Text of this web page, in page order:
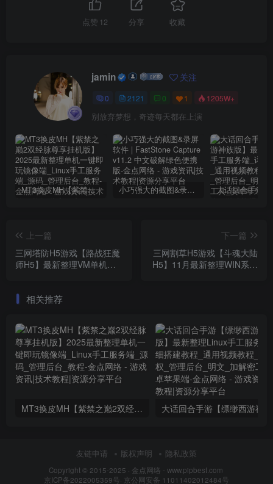
点赞 12 分享 收藏
jamin 关注
0 2121 0 1 1205W+
别放弃梦想，奇迹每天都在上演
MT3换皮MH【紫禁之巅2双经脉尊享挂机版】2025最新整理单机一键即玩镜像端_Linux手工服务端_源码_管理后台_教程 小巧强大的截图&录屏软件 | FastStone Capture v11.2 中文破解绿色便携版
上一篇
三网塔防H5游戏【路战狂魔
师H5】最新整理VM单机一
权后台_简易安卓客户端
下一篇
三网割草H5游戏【斗魂大陆
H5】11月最新整理WIN系一
相关推荐
MT3换皮MH【紫禁之巅2双经脉尊享挂机版】2025最新整理单机一键即玩镜像端_Linux手工服务端_源码_管理后台_教程
友链申请 版权声明 隐私政策
Copyright © 2015-2025 · 金点网络 - www.pipbest.com
京ICP备2022005359号· 京公网安备 11011402012484号